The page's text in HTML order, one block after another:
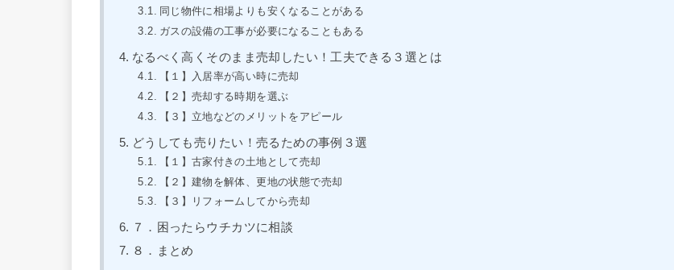
同じ物件に相場よりも安くなることがある
ガスの設備の工事が必要になることもある
なるべく高くそのまま売却したい！工夫できる３選とは
【１】入居率が高い時に売却
【２】売却する時期を選ぶ
【３】立地などのメリットをアピール
どうしても売りたい！売るための事例３選
【１】古家付きの土地として売却
【２】建物を解体、更地の状態で売却
【３】リフォームしてから売却
７．困ったらウチカツに相談
８．まとめ